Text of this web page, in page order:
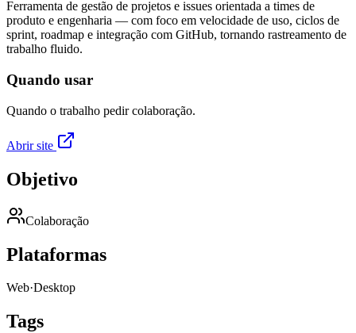
Ferramenta de gestão de projetos e issues orientada a times de
produto e engenharia — com foco em velocidade de uso, ciclos de
sprint, roadmap e integração com GitHub, tornando rastreamento de
trabalho fluido.
Quando usar
Quando o trabalho pedir colaboração.
Abrir site
Objetivo
Colaboração
Plataformas
Web·Desktop
Tags